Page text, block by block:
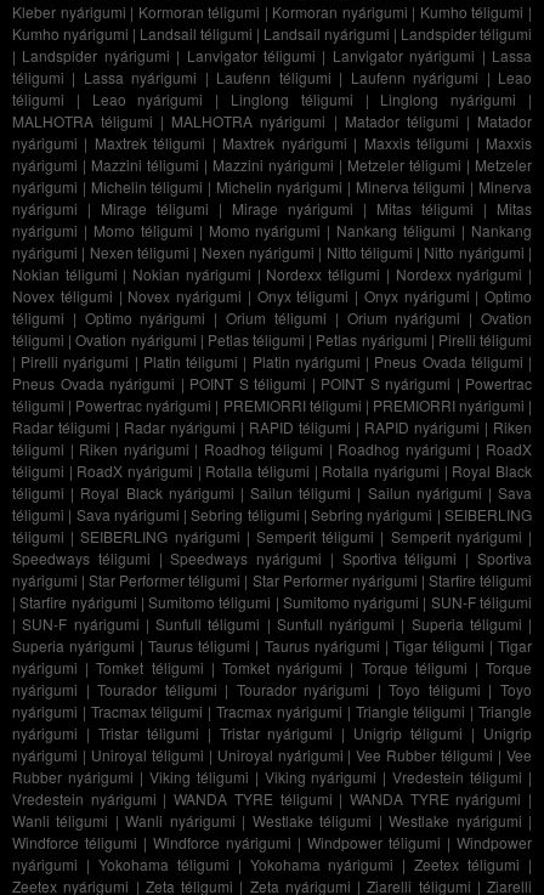
Kleber nyárigumi | Kormoran téligumi | Kormoran nyárigumi | Kumho téligumi |
Kumho nyárigumi | Landsail téligumi | Landsail nyárigumi | Landspider téligumi
| Landspider nyárigumi | Lanvigator téligumi | Lanvigator nyárigumi | Lassa
téligumi | Lassa nyárigumi | Laufenn téligumi | Laufenn nyárigumi | Leao
téligumi | Leao nyárigumi | Linglong téligumi | Linglong nyárigumi |
MALHOTRA téligumi | MALHOTRA nyárigumi | Matador téligumi | Matador
nyárigumi | Maxtrek téligumi | Maxtrek nyárigumi | Maxxis téligumi | Maxxis
nyárigumi | Mazzini téligumi | Mazzini nyárigumi | Metzeler téligumi | Metzeler
nyárigumi | Michelin téligumi | Michelin nyárigumi | Minerva téligumi | Minerva
nyárigumi | Mirage téligumi | Mirage nyárigumi | Mitas téligumi | Mitas
nyárigumi | Momo téligumi | Momo nyárigumi | Nankang téligumi | Nankang
nyárigumi | Nexen téligumi | Nexen nyárigumi | Nitto téligumi | Nitto nyárigumi |
Nokian téligumi | Nokian nyárigumi | Nordexx téligumi | Nordexx nyárigumi |
Novex téligumi | Novex nyárigumi | Onyx téligumi | Onyx nyárigumi | Optimo
téligumi | Optimo nyárigumi |Orium téligumi | Orium nyárigumi |Ovation
téligumi |Ovation nyárigumi | Petlas téligumi | Petlas nyárigumi | Pirelli téligumi
| Pirelli nyárigumi | Platin téligumi | Platin nyárigumi | Pneus Ovada téligumi |
Pneus Ovada nyárigumi | POINT S téligumi | POINT S nyárigumi | Powertrac
téligumi | Powertrac nyárigumi | PREMIORRI téligumi | PREMIORRI nyárigumi |
Radar téligumi | Radar nyárigumi | RAPID téligumi | RAPID nyárigumi | Riken
téligumi | Riken nyárigumi | Roadhog téligumi | Roadhog nyárigumi | RoadX
téligumi | RoadX nyárigumi | Rotalla téligumi | Rotalla nyárigumi | Royal Black
téligumi | Royal Black nyárigumi |Sailun téligumi | Sailun nyárigumi |Sava
téligumi | Sava nyárigumi |Sebring téligumi |Sebring nyárigumi |SEIBERLING
téligumi |SEIBERLING nyárigumi |Semperit téligumi | Semperit nyárigumi |
Speedways téligumi |Speedways nyárigumi | Sportiva téligumi |Sportiva
nyárigumi |Star Performer téligumi | Star Performer nyárigumi | Starfire téligumi
|Starfire nyárigumi |Sumitomo téligumi | Sumitomo nyárigumi | SUN-F téligumi
|SUN-F nyárigumi | Sunfull téligumi | Sunfull nyárigumi | Superia téligumi |
Superia nyárigumi |Taurus téligumi | Taurus nyárigumi | Tigar téligumi |Tigar
nyárigumi |Tomket téligumi | Tomket nyárigumi | Torque téligumi |Torque
nyárigumi |Tourador téligumi | Tourador nyárigumi |Toyo téligumi |Toyo
nyárigumi | Tracmax téligumi |Tracmax nyárigumi | Triangle téligumi |Triangle
nyárigumi | Tristar téligumi | Tristar nyárigumi | Unigrip téligumi | Unigrip
nyárigumi | Uniroyal téligumi | Uniroyal nyárigumi |Vee Rubber téligumi |Vee
Rubber nyárigumi | Viking téligumi | Viking nyárigumi |Vredestein téligumi |
Vredestein nyárigumi |WANDA TYRE téligumi | WANDA TYRE nyárigumi |
Wanli téligumi |Wanli nyárigumi | Westlake téligumi |Westlake nyárigumi |
Windforce téligumi | Windforce nyárigumi | Windpower téligumi | Windpower
nyárigumi | Yokohama téligumi | Yokohama nyárigumi |Zeetex téligumi |
Zeetex nyárigumi | Zeta téligumi | Zeta nyárigumi |Ziarelli téligumi | Ziarelli